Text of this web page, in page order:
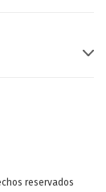
reservados